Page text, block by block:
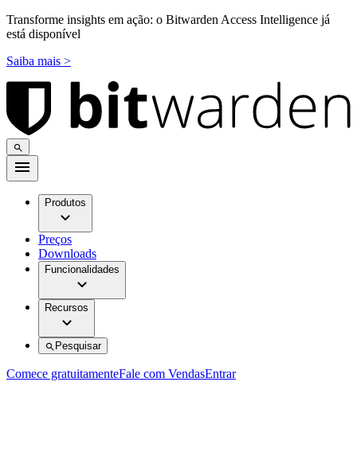
Transforme insights em ação: o Bitwarden Access Intelligence já
está disponível
Saiba mais >
Produtos
Preços
Downloads
Funcionalidades
Recursos
Pesquisar
Comece gratuitamenteFale com VendasEntrar